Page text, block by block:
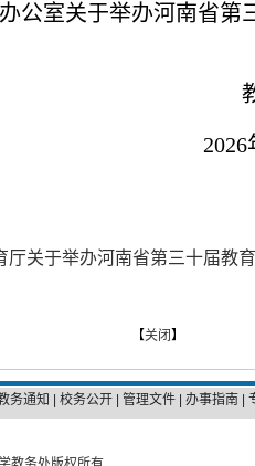
公室关于举办河南省
2026
厅关于举办河南省第三十届教
【关闭】
务通知 校务公开 管理文件 办事指南